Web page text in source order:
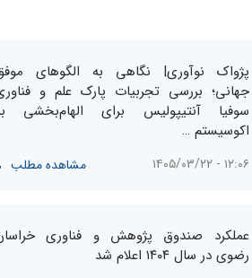
پژواک نوآوری| نگاهی به الگوهای
جهانی؛ بررسی تجربیات پارک علم و
سوفیا آنتیپولیس برای الهام‌بخشی
اکوسیستم …
۱۲:۰۶ - ۱۴۰۵/۰۳/۲۲ مشاهده مطلب
عملکرد صندوق پژوهش و فناوری
رضوی در سال ۱۴۰۴ اعلام شد